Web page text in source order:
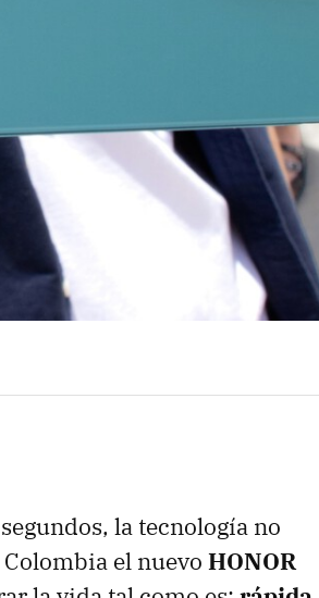
la tecnología no
el nuevo HONOR